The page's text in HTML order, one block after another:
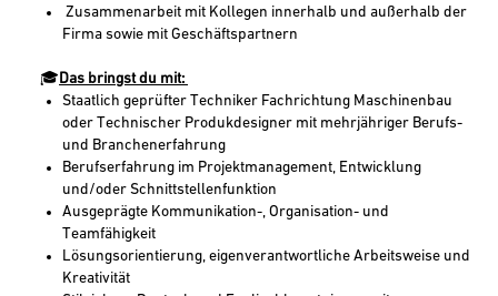
Zusammenarbeit mit Kollegen innerhalb und außerhalb der
Firma sowie mit Geschäftspartnern
🎓Das bringst du mit:
Staatlich geprüfter Techniker Fachrichtung Maschinenbau
oder Technischer Produkdesigner mit mehrjähriger Berufs-
und Branchenerfahrung
Berufserfahrung im Projektmanagement, Entwicklung
und/oder Schnittstellenfunktion
Ausgeprägte Kommunikation-, Organisation- und
Teamfähigkeit
Lösungsorientierung, eigenverantwortliche Arbeitsweise und
Kreativität